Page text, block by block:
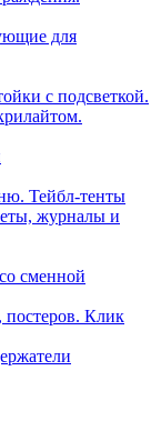
для
с подсветкой.
Тейбл-тенты
журналы и
сменной
Клик